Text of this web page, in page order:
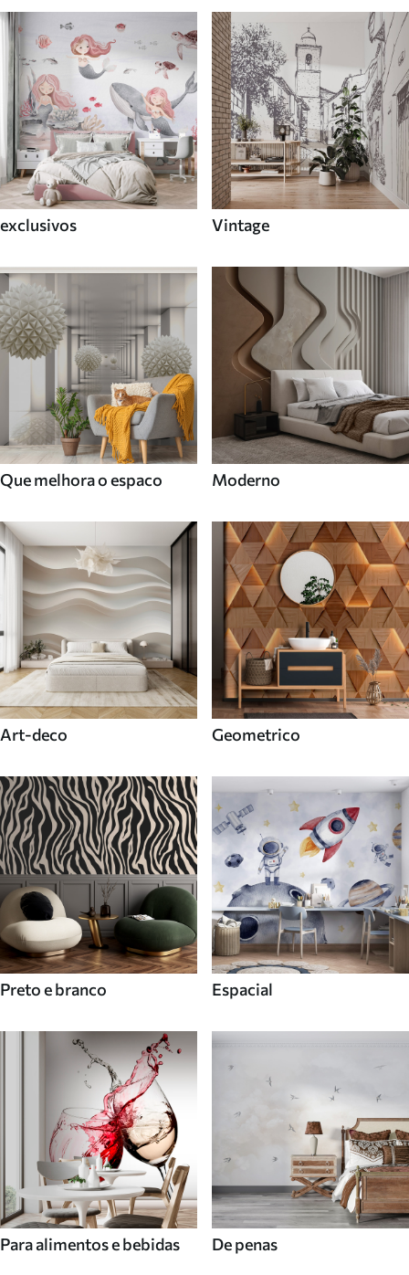
exclusivos Vintage
Que melhora o espaco Moderno
Art-deco Geometrico
Preto e branco Espacial
Para alimentos e bebidas De penas